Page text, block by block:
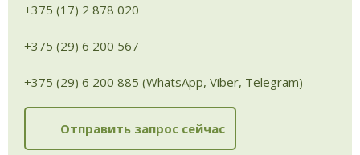
+375 (17) 2 878 020
+375 (29) 6 200 567
+375 (29) 6 200 885 (WhatsApp, Viber, Telegram)
Отправить запрос сейчас